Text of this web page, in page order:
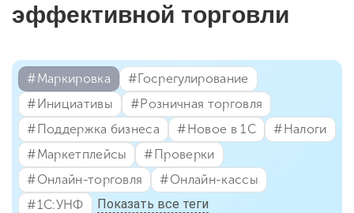
эффективной торговли
#⁣Маркировка
#⁣Госрегулирование
#⁣Инициативы
#⁣Розничная торговля
#⁣Поддержка бизнеса
#⁣Новое в 1С
#⁣Налоги
#⁣Маркетплейсы
#⁣Проверки
#⁣Онлайн-торговля
#⁣Онлайн-кассы
#⁣1С:УНФ
Показать все теги